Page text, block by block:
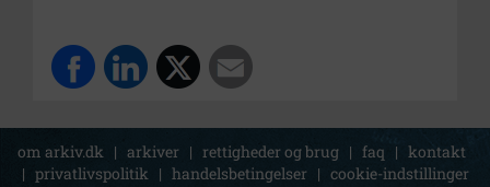
om arkiv.dk | arkiver | rettigheder og brug | faq | kontakt
| privatlivspolitik | handelsbetingelser | cookie-indstillinger